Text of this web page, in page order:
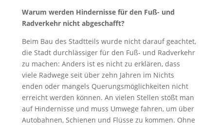
Warum werden Hindernisse für den Fuß- und
Radverkehr nicht abgeschafft?
Beim Bau des Stadtteils wurde nicht darauf geachtet,
die Stadt durchlässiger für den Fuß- und Radverkehr
zu machen: Anders ist es nicht zu erklären, dass
viele Radwege seit über zehn Jahren im Nichts
enden oder mangels Querungsmöglichkeiten nicht
erreicht werden können. An vielen Stellen stößt man
auf Hindernisse und muss Umwege fahren, um über
Autobahnen, Schienen und Flüsse zu kommen. Ohne